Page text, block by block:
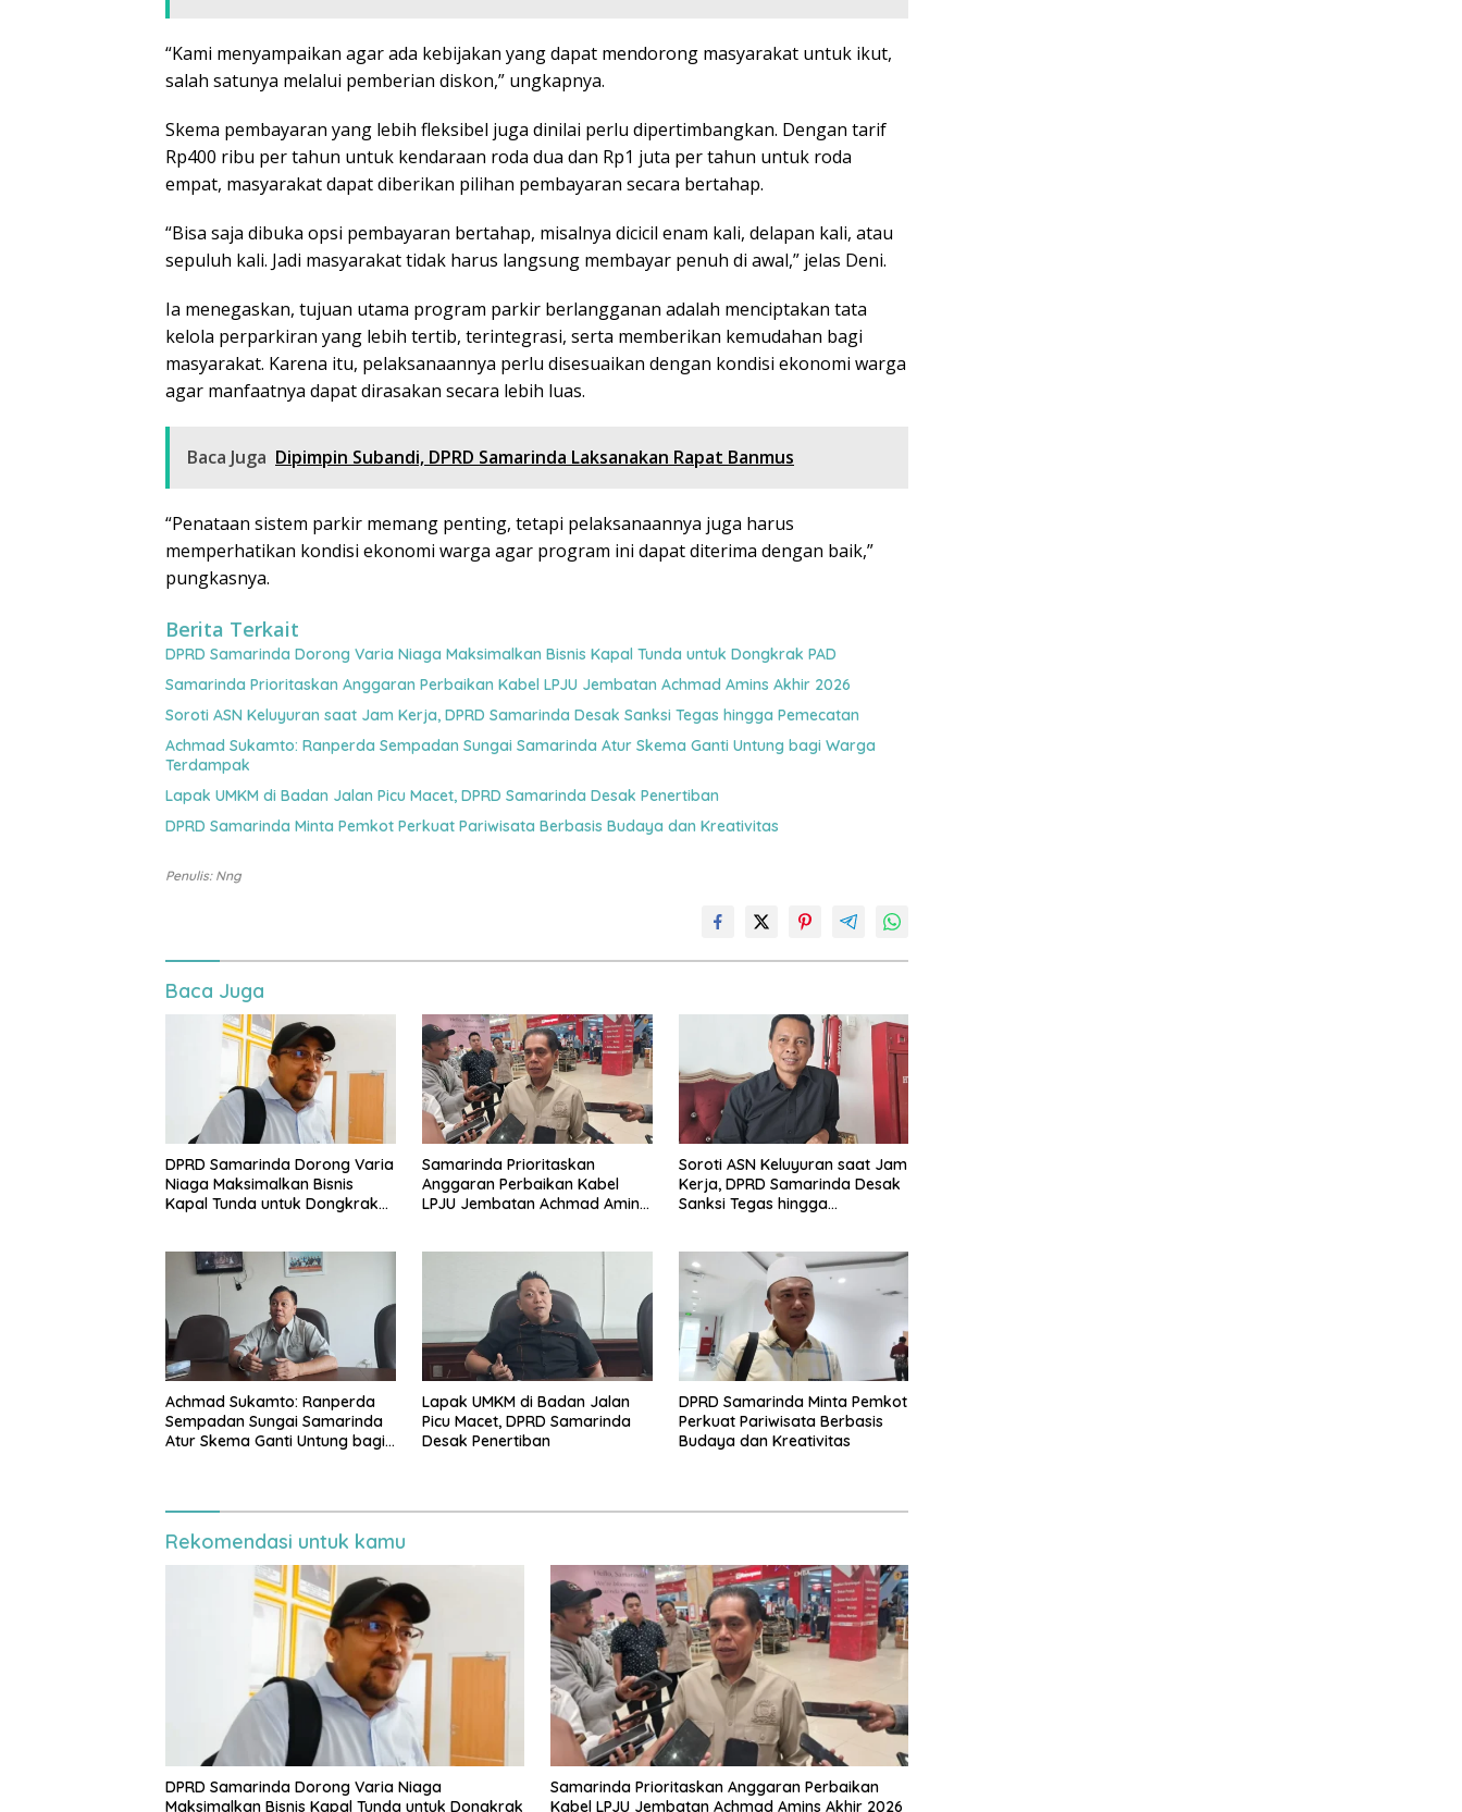
“Kami menyampaikan agar ada kebijakan yang dapat mendorong masyarakat untuk ikut,
salah satunya melalui pemberian diskon,” ungkapnya.
Skema pembayaran yang lebih fleksibel juga dinilai perlu dipertimbangkan. Dengan tarif
Rp400 ribu per tahun untuk kendaraan roda dua dan Rp1 juta per tahun untuk roda
empat, masyarakat dapat diberikan pilihan pembayaran secara bertahap.
“Bisa saja dibuka opsi pembayaran bertahap, misalnya dicicil enam kali, delapan kali, atau
sepuluh kali. Jadi masyarakat tidak harus langsung membayar penuh di awal,” jelas Deni.
Ia menegaskan, tujuan utama program parkir berlangganan adalah menciptakan tata
kelola perparkiran yang lebih tertib, terintegrasi, serta memberikan kemudahan bagi
masyarakat. Karena itu, pelaksanaannya perlu disesuaikan dengan kondisi ekonomi warga
agar manfaatnya dapat dirasakan secara lebih luas.
Baca Juga Dipimpin Subandi, DPRD Samarinda Laksanakan Rapat Banmus
“Penataan sistem parkir memang penting, tetapi pelaksanaannya juga harus
memperhatikan kondisi ekonomi warga agar program ini dapat diterima dengan baik,”
pungkasnya.
Berita Terkait
DPRD Samarinda Dorong Varia Niaga Maksimalkan Bisnis Kapal Tunda untuk Dongkrak PAD
Samarinda Prioritaskan Anggaran Perbaikan Kabel LPJU Jembatan Achmad Amins Akhir 2026
Soroti ASN Keluyuran saat Jam Kerja, DPRD Samarinda Desak Sanksi Tegas hingga Pemecatan
Achmad Sukamto: Ranperda Sempadan Sungai Samarinda Atur Skema Ganti Untung bagi Warga
Terdampak
Lapak UMKM di Badan Jalan Picu Macet, DPRD Samarinda Desak Penertiban
DPRD Samarinda Minta Pemkot Perkuat Pariwisata Berbasis Budaya dan Kreativitas
Penulis: Nng
Baca Juga
DPRD Samarinda Dorong Varia
Niaga Maksimalkan Bisnis
Kapal Tunda untuk Dongkrak
Samarinda Prioritaskan
Anggaran Perbaikan Kabel
LPJU Jembatan Achmad Amins
Soroti ASN Keluyuran saat Jam
Kerja, DPRD Samarinda Desak
Sanksi Tegas hingga
Achmad Sukamto: Ranperda
Sempadan Sungai Samarinda
Atur Skema Ganti Untung bagi
Lapak UMKM di Badan Jalan
Picu Macet, DPRD Samarinda
Desak Penertiban
DPRD Samarinda Minta Pemkot
Perkuat Pariwisata Berbasis
Budaya dan Kreativitas
Rekomendasi untuk kamu
DPRD Samarinda Dorong Varia Niaga
Maksimalkan Bisnis Kapal Tunda untuk Dongkrak
Samarinda Prioritaskan Anggaran Perbaikan
Kabel LPJU Jembatan Achmad Amins Akhir 2026